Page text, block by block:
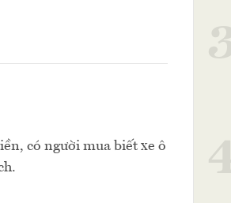
có người mua biết xe ô